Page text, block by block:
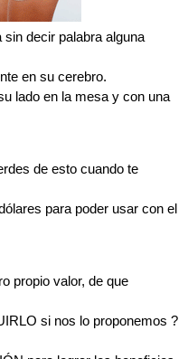
decir palabra alguna
en su cerebro.
lado en la mesa y con una
de esto cuando te
para poder usar con el
propio valor, de que
si nos lo proponemos ?